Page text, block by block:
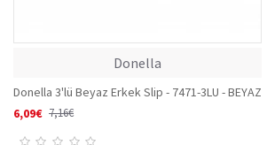
Donella
Donella 3'lü Beyaz Erkek Slip - 7471-3LU - BEYAZ
6,09€ 7,16€